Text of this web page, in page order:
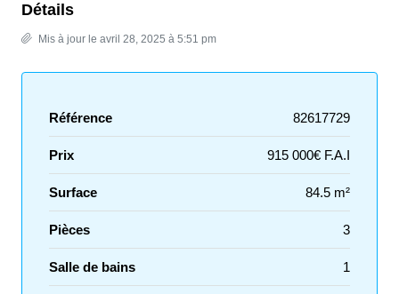
Détails
Mis à jour le avril 28, 2025 à 5:51 pm
Référence 82617729
Prix 915 000€ F.A.I
Surface 84.5 m²
Pièces 3
Salle de bains 1